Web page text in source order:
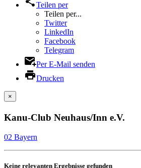
Teilen per
Teilen per...
Twitter
LinkedIn
Facebook
Telegram
Per E-Mail senden
Drucken
×
Kanu-Club Neuhaus/Inn e.V.
02 Bayern
Keine relevanten Ergebnisse gefunden